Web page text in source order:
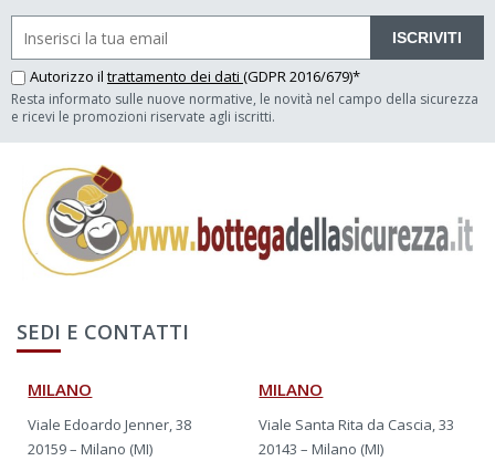
ISCRIVITI
Autorizzo il trattamento dei dati (GDPR 2016/679)*
Resta informato sulle nuove normative, le novità nel campo della sicurezza
e ricevi le promozioni riservate agli iscritti.
SEDI E CONTATTI
MILANO
Viale Edoardo Jenner, 38
20159 – Milano (MI)
MILANO
Viale Santa Rita da Cascia, 33
20143 – Milano (MI)